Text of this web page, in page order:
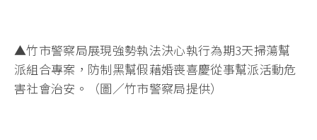
▲竹市警察局展現強勢執法決心執行為期3天掃蕩幫
派組合專案，防制黑幫假藉婚喪喜慶從事幫派活動危
害社會治安。（圖／竹市警察局提供）